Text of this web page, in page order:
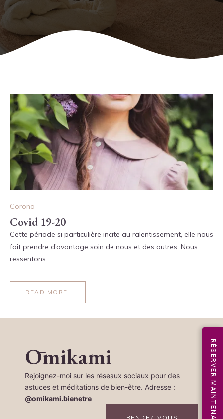
Corona
Covid 19-20
Cette période si particulière incite au ralentissement, elle nous
fait prendre d’avantage soin de nous et des autres. Nous
ressentons…
READ MORE
Ōmikami
Rejoignez-moi sur les réseaux sociaux pour des
astuces et méditations de bien-être. Adresse :
@omikami.bienetre
RENDEZ-VOUS RÉSERVER MAINTENANT